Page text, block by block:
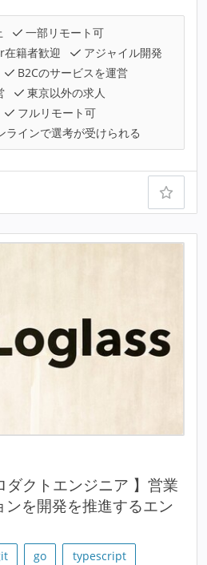
一部リモート可
在籍者歓迎
アジャイル開発
B2Cのサービスを運営
東京以外の求人
フルリモート可
ラインで選考が受けられる
ダクトエンジニア 】営業
ンを開発を推進するエン
go
typescript